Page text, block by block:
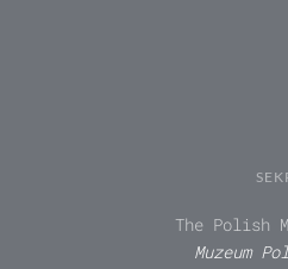
The Polish
Muzeum